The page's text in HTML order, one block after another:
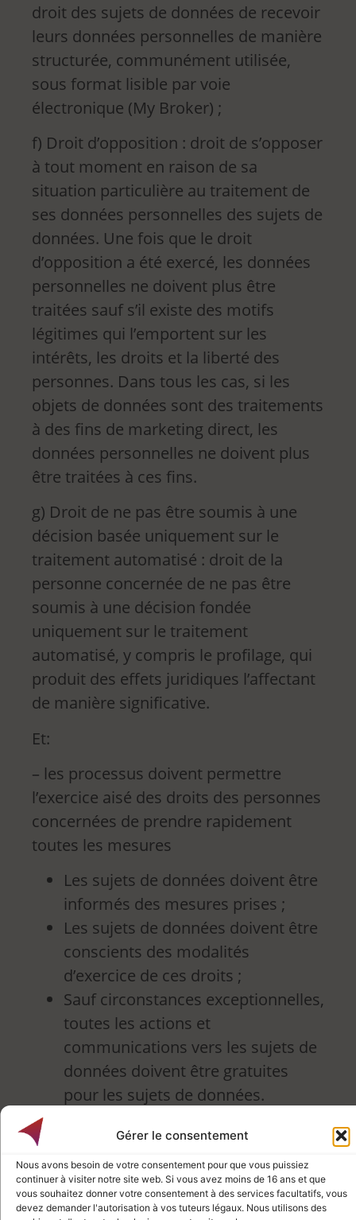
Gérer le consentement
Nous avons besoin de votre consentement pour que vous puissiez
continuer à visiter notre site web. Si vous avez moins de 16 ans et que
vous souhaitez donner votre consentement à des services facultatifs, vous
devez demander l'autorisation à vos tuteurs légaux. Nous utilisons des
droit des sujets de données de recevoir
leurs données personnelles de manière
structurée, communément utilisée,
sous format lisible par voie
électronique (My Broker) ;
f) Droit d’opposition : droit de s’opposer
à tout moment en raison de sa
situation particulière au traitement de
ses données personnelles des sujets de
données. Une fois que le droit
d’opposition a été exercé, les données
personnelles ne doivent plus être
traitées sauf s’il existe des motifs
légitimes qui l’emportent sur les
intérêts, les droits et la liberté des
personnes. Dans tous les cas, si les
objets de données sont des traitements
à des fins de marketing direct, les
données personnelles ne doivent plus
être traitées à ces fins.
g) Droit de ne pas être soumis à une
décision basée uniquement sur le
traitement automatisé : droit de la
personne concernée de ne pas être
soumis à une décision fondée
uniquement sur le traitement
automatisé, y compris le profilage, qui
produit des effets juridiques l’affectant
de manière significative.
Et:
– les processus doivent permettre
l’exercice aisé des droits des personnes
concernées de prendre rapidement
toutes les mesures
Les sujets de données doivent être
informés des mesures prises ;
Les sujets de données doivent être
conscients des modalités
d’exercice de ces droits ;
Sauf circonstances exceptionnelles,
toutes les actions et
communications vers les sujets de
données doivent être gratuites
pour les sujets de données.
F. Mettre en œuvre des mesures
techniques et organisationnelles
appropriées pour assurer un niveau
de sécurité inhérent au risque :